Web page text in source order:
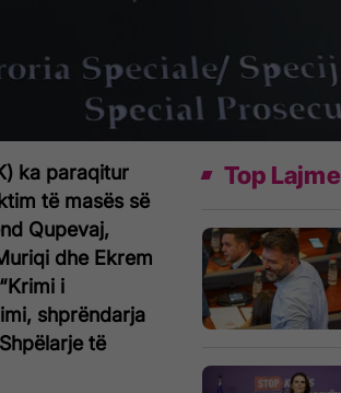
ka paraqitur
të masës së
Qupevaj,
dhe Ekrem
i
shprëndarja
të
Top Lajme